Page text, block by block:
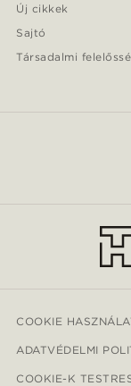
Új cikkek
Sajtó
Társadalmi
COOKIE
ADATVÉDELMI
COOKIE-K